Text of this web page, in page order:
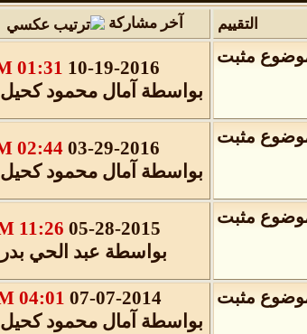
التقييم آخر مشاركة
10-19-2016
01:31 PM
بواسطة آمال محمود كحيل
03-29-2016
02:44 PM
بواسطة آمال محمود كحيل
05-28-2015
11:26 AM
بواسطة عبد الحي بدر
07-07-2014
04:01 AM
بواسطة آمال محمود كحيل